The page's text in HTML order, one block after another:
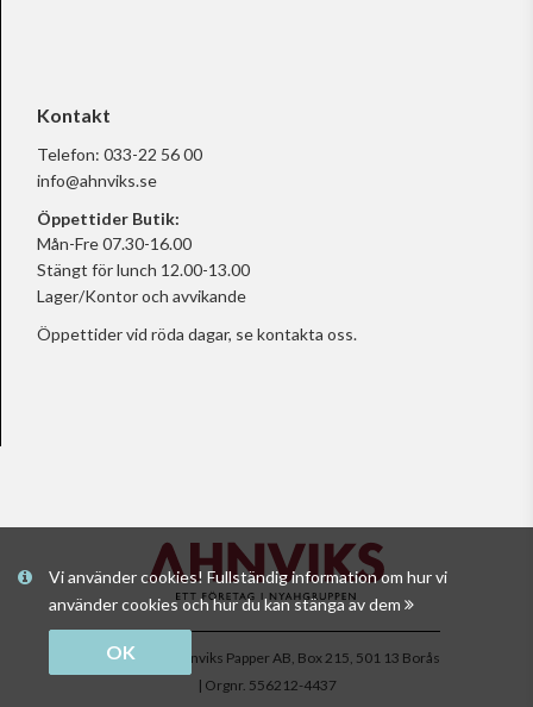
Vi använder cookies! Fullständig information om hur vi
använder cookies och hur du kan stänga av dem
OK
Kontakt
Telefon: 033-22 56 00
info@ahnviks.se
Öppettider Butik:
Mån-Fre 07.30-16.00
Stängt för lunch 12.00-13.00
Lager/Kontor och avvikande
Öppettider vid röda dagar, sekontakta oss.
Copyright © Ahnviks Papper AB, Box 215, 501 13 Borås
| Orgnr. 556212-4437